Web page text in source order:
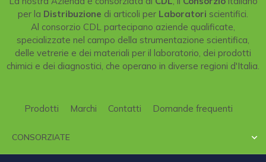
per la Distribuzione di articoli per Laboratori scientifici.
Al consorzio CDL partecipano aziende qualificate,
specializzate nel campo della strumentazione scientifica,
delle vetrerie e dei materiali per il laboratorio, dei prodotti
chimici e dei diagnostici, che operano in diverse regioni d'Italia.
Prodotti Marchi Contatti Domande frequenti
CONSORZIATE 